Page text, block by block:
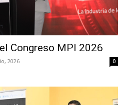
Congreso MPI 2026
2026 0